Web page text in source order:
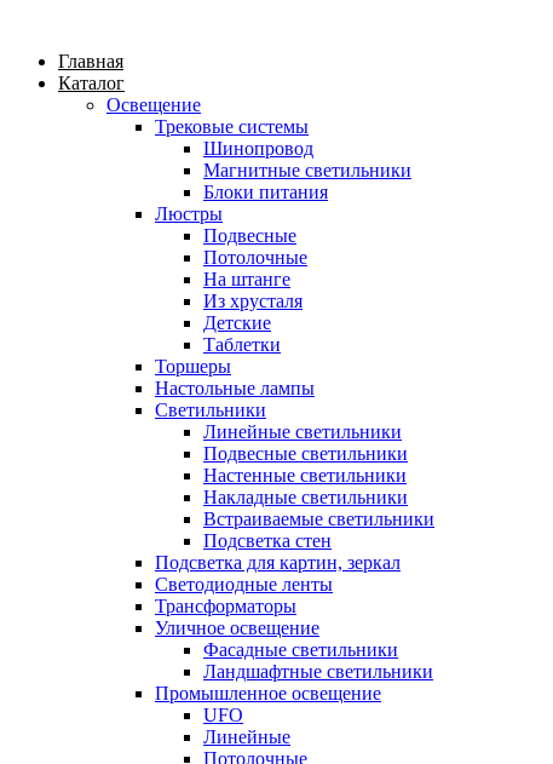
Главная
Каталог
Освещение
Трековые системы
Шинопровод
Магнитные светильники
Блоки питания
Люстры
Подвесные
Потолочные
На штанге
Из хрусталя
Детские
Таблетки
Торшеры
Настольные лампы
Светильники
Линейные светильники
Подвесные светильники
Настенные светильники
Накладные светильники
Встраиваемые светильники
Подсветка стен
Подсветка для картин, зеркал
Светодиодные ленты
Трансформаторы
Уличное освещение
Фасадные светильники
Ландшафтные светильники
Промышленное освещение
UFO
Линейные
Потолочные